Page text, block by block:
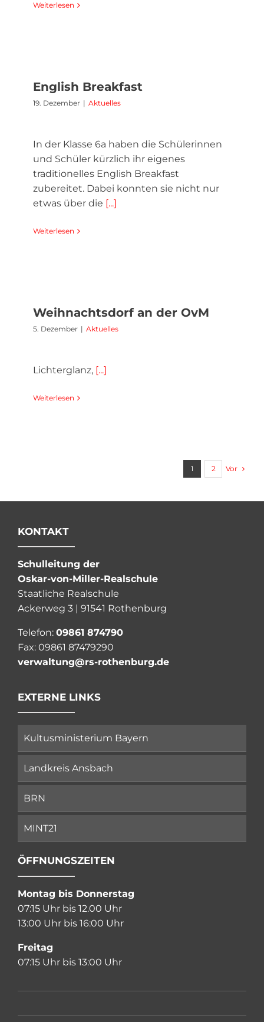
Weiterlesen
English Breakfast
19. Dezember | Aktuelles
In der Klasse 6a haben die Schülerinnen
und Schüler kürzlich ihr eigenes
traditionelles English Breakfast
zubereitet. Dabei konnten sie nicht nur
etwas über die [...]
Weiterlesen
Weihnachtsdorf an der OvM
5. Dezember | Aktuelles
Lichterglanz, [...]
Weiterlesen
1 2 Vor
KONTAKT
Schulleitung der
Oskar-von-Miller-Realschule
Staatliche Realschule
Ackerweg 3 | 91541 Rothenburg
Telefon: 09861 874790
Fax: 09861 87479290
verwaltung@rs-rothenburg.de
EXTERNE LINKS
Kultusministerium Bayern
Landkreis Ansbach
BRN
MINT21
ÖFFNUNGSZEITEN
Montag bis Donnerstag
07:15 Uhr bis 12.00 Uhr
13:00 Uhr bis 16:00 Uhr
Freitag
07:15 Uhr bis 13:00 Uhr